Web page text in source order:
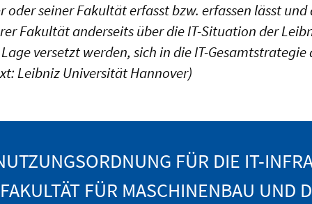
seiner Fakultät erfasst bzw. erfassen lässt
Fakultät anderseits über die IT-Situation der
versetzt werden, sich in die IT-
Leibniz Universität Hannover)
FÜR DIE IT-
FAKULTÄT FÜR MASCHINENBAU UND